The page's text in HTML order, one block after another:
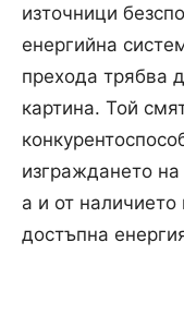
източници
енергийна
прехода трябва
картина. Той
изграждането
а и от
достъпна